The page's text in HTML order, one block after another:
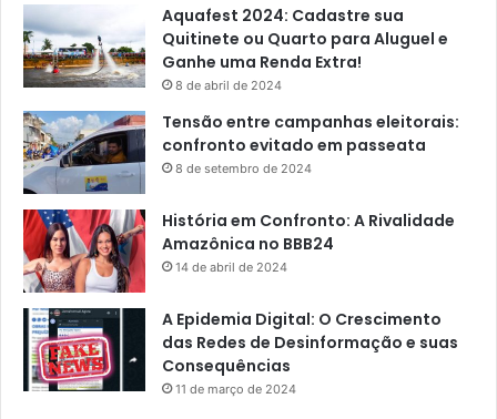
Aquafest 2024: Cadastre sua
Quitinete ou Quarto para Aluguel e
Ganhe uma Renda Extra!
8 de abril de 2024
Tensão entre campanhas eleitorais:
confronto evitado em passeata
8 de setembro de 2024
História em Confronto: A Rivalidade
Amazônica no BBB24
14 de abril de 2024
A Epidemia Digital: O Crescimento
das Redes de Desinformação e suas
Consequências
11 de março de 2024